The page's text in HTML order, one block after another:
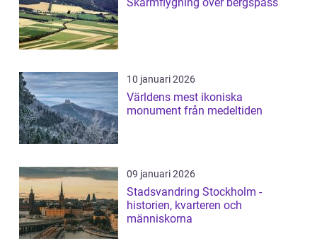
10 januari 2026
Världens mest ikoniska
monument från medeltiden
09 januari 2026
Stadsvandring Stockholm -
historien, kvarteren och
människorna